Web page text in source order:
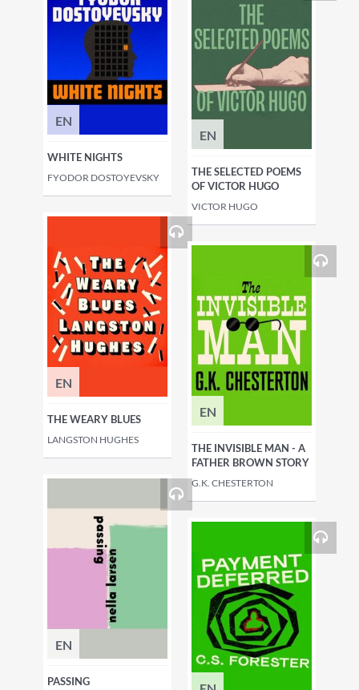
EN
WHITE NIGHTS
FYODOR DOSTOYEVSKY
EN
THE SELECTED POEMS
OF VICTOR HUGO
VICTOR HUGO
EN
THE WEARY BLUES
LANGSTON HUGHES
EN
THE INVISIBLE MAN - A
FATHER BROWN STORY
G.K. CHESTERTON
EN
PASSING